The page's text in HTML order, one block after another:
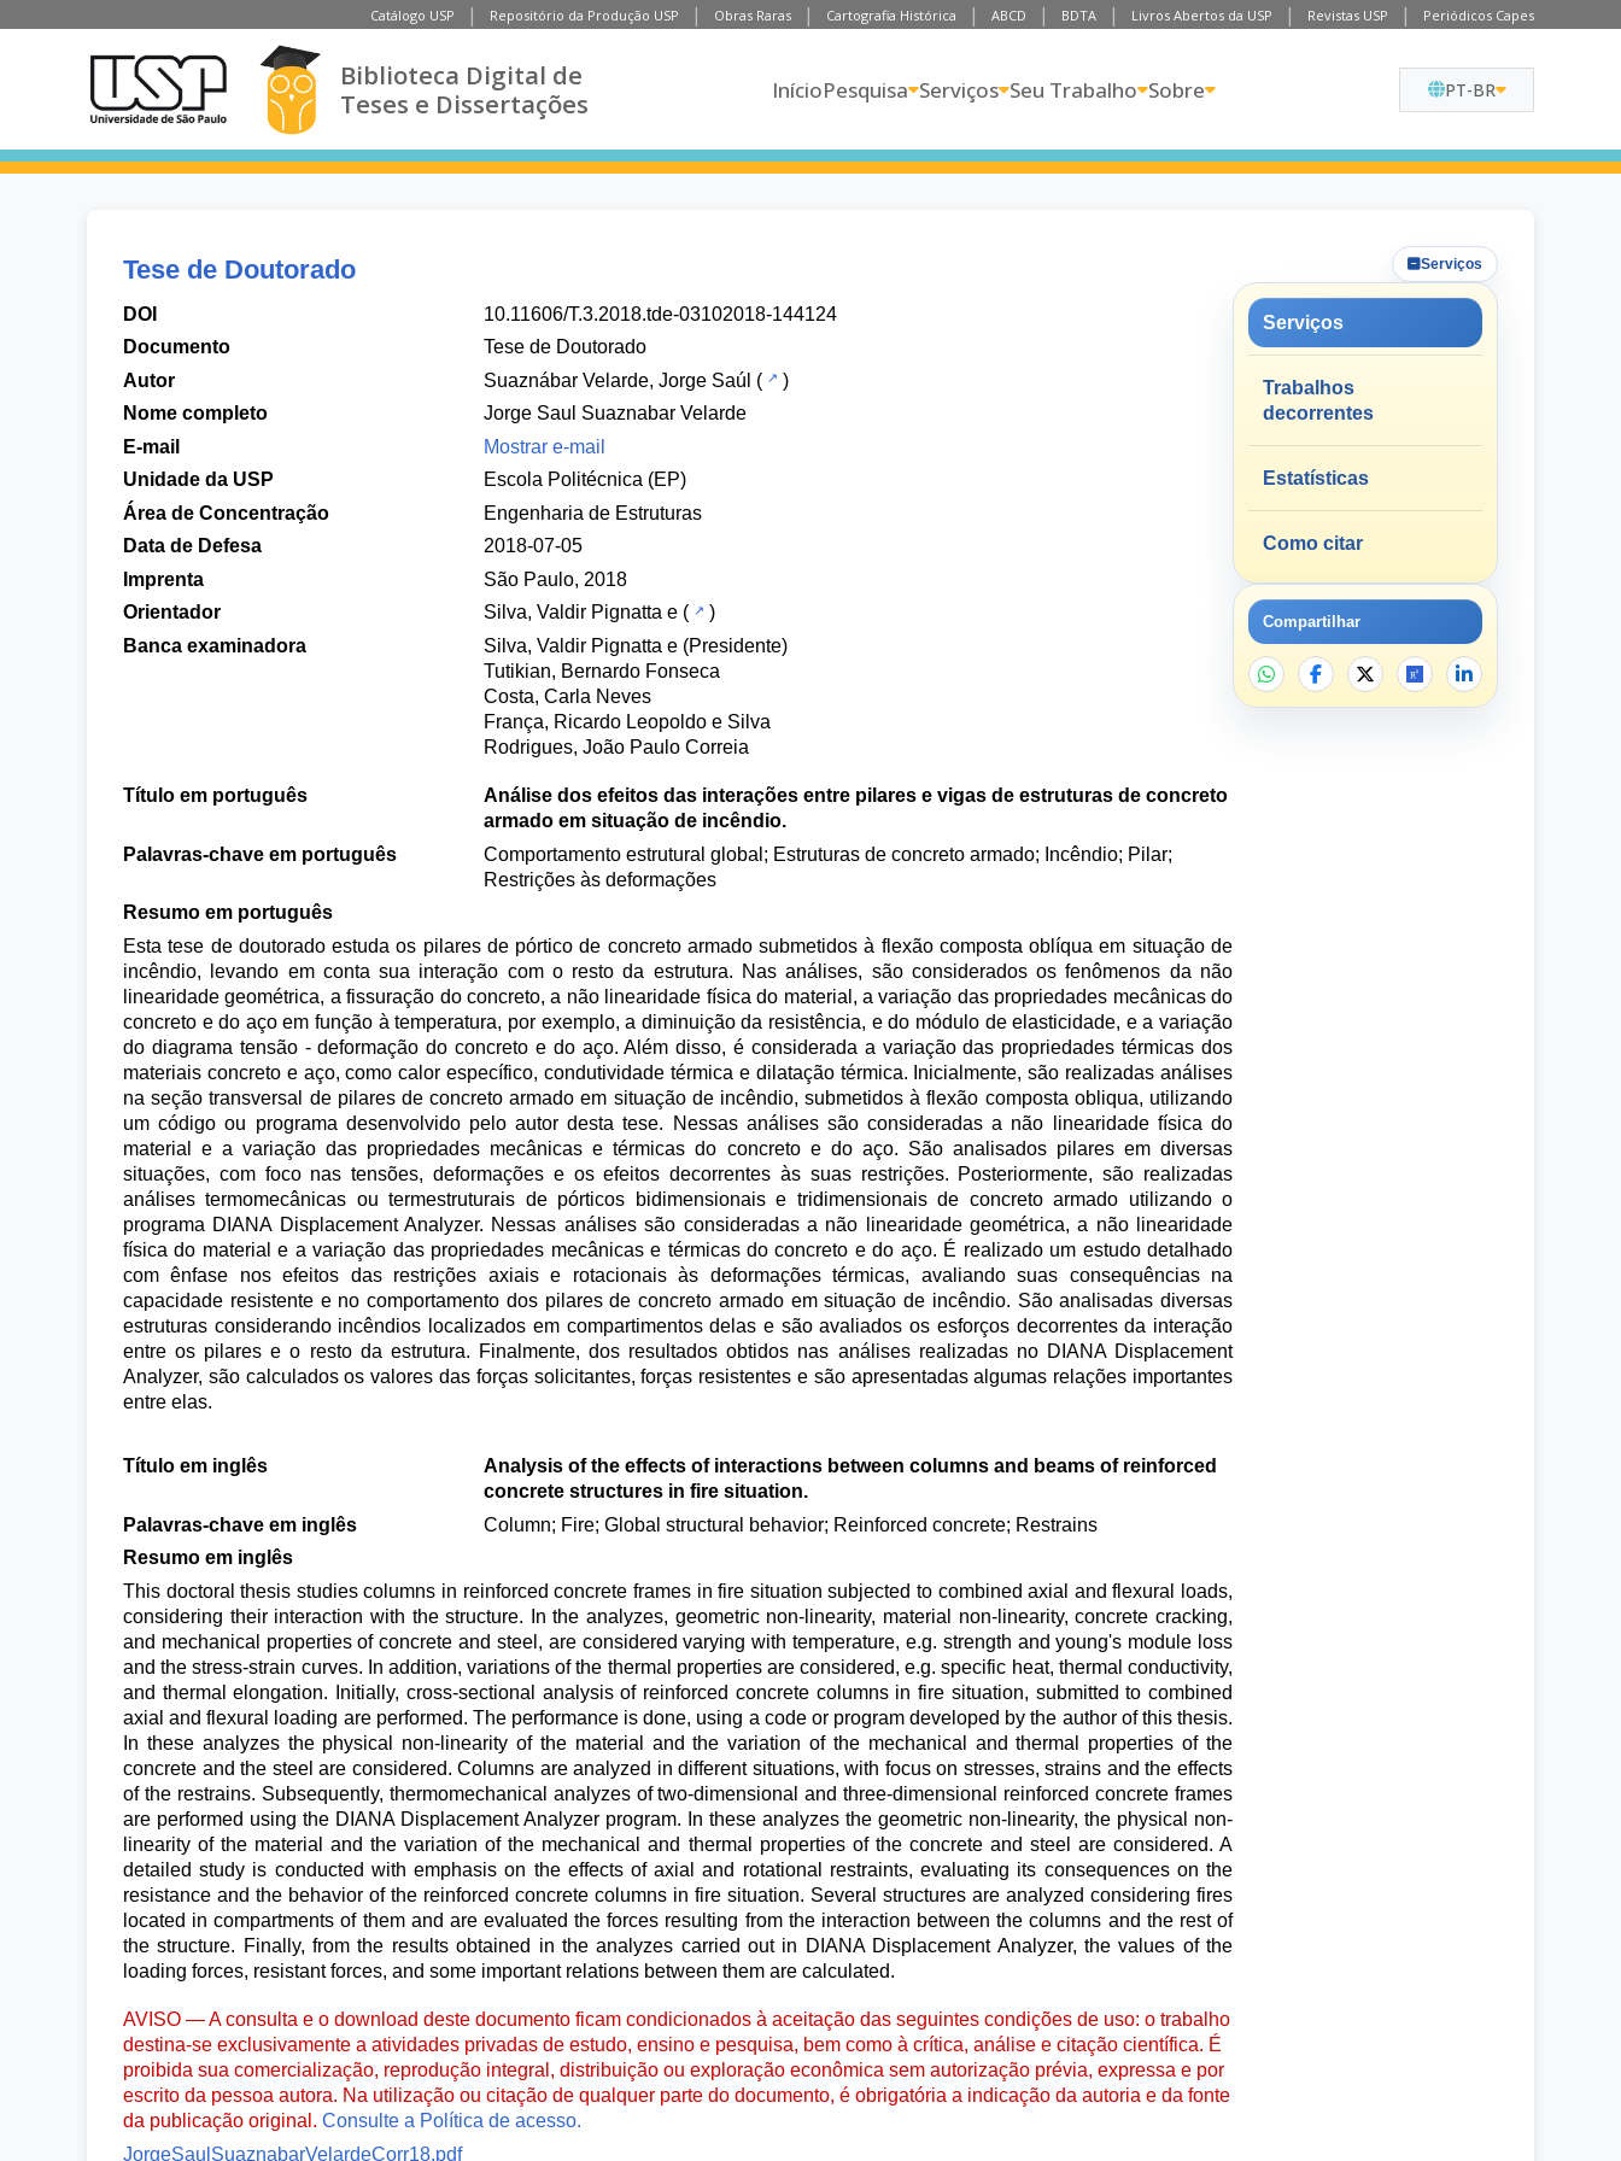
Catálogo USP Repositório da Produção USP Obras Raras Cartografia Histórica ABCD BDTA Livros Abertos da USP Revistas USP Periódicos Capes
Biblioteca Digital de
Teses e Dissertações
InícioPesquisa Serviços Seu Trabalho Sobre PT-BR
Tese de Doutorado
DOI
10.11606/T.3.2018.tde-03102018-144124
Documento
Tese de Doutorado
Autor
Suaznábar Velarde, Jorge Saúl (
)
Nome completo
Jorge Saul Suaznabar Velarde
E-mail
Mostrar e-mail
Unidade da USP
Escola Politécnica (EP)
Área de Concentração
Engenharia de Estruturas
Data de Defesa
2018-07-05
Imprenta
São Paulo, 2018
Orientador
Silva, Valdir Pignatta e (
)
Banca examinadora
Silva, Valdir Pignatta e (Presidente)
Tutikian, Bernardo Fonseca
Costa, Carla Neves
França, Ricardo Leopoldo e Silva
Rodrigues, João Paulo Correia
Título em português
Análise dos efeitos das interações entre pilares e vigas de estruturas de concreto
armado em situação de incêndio.
Palavras-chave em português
Comportamento estrutural global; Estruturas de concreto armado; Incêndio; Pilar;
Restrições às deformações
Resumo em português
Esta tese de doutorado estuda os pilares de pórtico de concreto armado submetidos à flexão composta oblíqua em situação de
incêndio, levando em conta sua interação com o resto da estrutura. Nas análises, são considerados os fenômenos da não
linearidade geométrica, a fissuração do concreto, a não linearidade física do material, a variação das propriedades mecânicas do
concreto e do aço em função à temperatura, por exemplo, a diminuição da resistência, e do módulo de elasticidade, e a variação
do diagrama tensão - deformação do concreto e do aço. Além disso, é considerada a variação das propriedades térmicas dos
materiais concreto e aço, como calor específico, condutividade térmica e dilatação térmica. Inicialmente, são realizadas análises
na seção transversal de pilares de concreto armado em situação de incêndio, submetidos à flexão composta obliqua, utilizando
um código ou programa desenvolvido pelo autor desta tese. Nessas análises são consideradas a não linearidade física do
material e a variação das propriedades mecânicas e térmicas do concreto e do aço. São analisados pilares em diversas
situações, com foco nas tensões, deformações e os efeitos decorrentes às suas restrições. Posteriormente, são realizadas
análises termomecânicas ou termestruturais de pórticos bidimensionais e tridimensionais de concreto armado utilizando o
programa DIANA Displacement Analyzer. Nessas análises são consideradas a não linearidade geométrica, a não linearidade
física do material e a variação das propriedades mecânicas e térmicas do concreto e do aço. É realizado um estudo detalhado
com ênfase nos efeitos das restrições axiais e rotacionais às deformações térmicas, avaliando suas consequências na
capacidade resistente e no comportamento dos pilares de concreto armado em situação de incêndio. São analisadas diversas
estruturas considerando incêndios localizados em compartimentos delas e são avaliados os esforços decorrentes da interação
entre os pilares e o resto da estrutura. Finalmente, dos resultados obtidos nas análises realizadas no DIANA Displacement
Analyzer, são calculados os valores das forças solicitantes, forças resistentes e são apresentadas algumas relações importantes
entre elas.
Título em inglês
Analysis of the effects of interactions between columns and beams of reinforced
concrete structures in fire situation.
Palavras-chave em inglês
Column; Fire; Global structural behavior; Reinforced concrete; Restrains
Resumo em inglês
This doctoral thesis studies columns in reinforced concrete frames in fire situation subjected to combined axial and flexural loads,
considering their interaction with the structure. In the analyzes, geometric non-linearity, material non-linearity, concrete cracking,
and mechanical properties of concrete and steel, are considered varying with temperature, e.g. strength and young's module loss
and the stress-strain curves. In addition, variations of the thermal properties are considered, e.g. specific heat, thermal conductivity,
and thermal elongation. Initially, cross-sectional analysis of reinforced concrete columns in fire situation, submitted to combined
axial and flexural loading are performed. The performance is done, using a code or program developed by the author of this thesis.
In these analyzes the physical non-linearity of the material and the variation of the mechanical and thermal properties of the
concrete and the steel are considered. Columns are analyzed in different situations, with focus on stresses, strains and the effects
of the restrains. Subsequently, thermomechanical analyzes of two-dimensional and three-dimensional reinforced concrete frames
are performed using the DIANA Displacement Analyzer program. In these analyzes the geometric non-linearity, the physical non-
linearity of the material and the variation of the mechanical and thermal properties of the concrete and steel are considered. A
detailed study is conducted with emphasis on the effects of axial and rotational restraints, evaluating its consequences on the
resistance and the behavior of the reinforced concrete columns in fire situation. Several structures are analyzed considering fires
located in compartments of them and are evaluated the forces resulting from the interaction between the columns and the rest of
the structure. Finally, from the results obtained in the analyzes carried out in DIANA Displacement Analyzer, the values of the
loading forces, resistant forces, and some important relations between them are calculated.
AVISO — A consulta e o download deste documento ficam condicionados à aceitação das seguintes condições de uso: o trabalho
destina-se exclusivamente a atividades privadas de estudo, ensino e pesquisa, bem como à crítica, análise e citação científica. É
proibida sua comercialização, reprodução integral, distribuição ou exploração econômica sem autorização prévia, expressa e por
escrito da pessoa autora. Na utilização ou citação de qualquer parte do documento, é obrigatória a indicação da autoria e da fonte
da publicação original. Consulte a Política de acesso.
JorgeSaulSuaznabarVelardeCorr18.pdf
Serviços
Serviços
Trabalhos
decorrentes
Estatísticas
Como citar
Compartilhar